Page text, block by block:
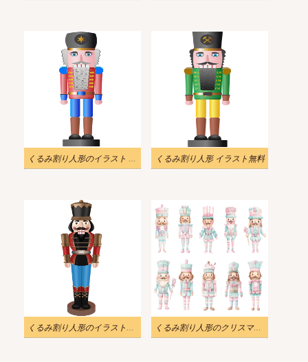
くるみ割り人形のイラスト png くるみ割り人形 イラスト無料
くるみ割り人形のイラスト無料 くるみ割り人形のクリスマスセットのイラスト